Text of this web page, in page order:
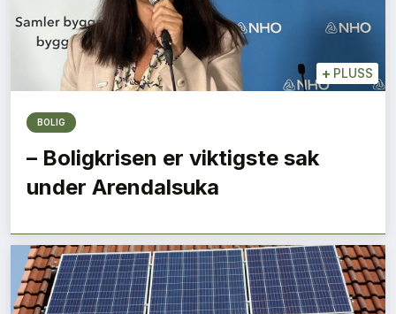
+ PLUSS
BOLIG
– Boligkrisen er viktigste sak
under Arendalsuka